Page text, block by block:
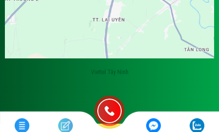
Viettel Tây Ninh